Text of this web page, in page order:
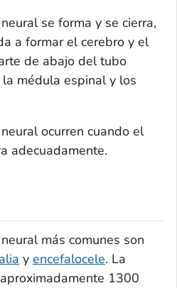
se forma y se cierra,
a formar el cerebro y el
de abajo del tubo
médula espinal y los
ocurren cuando el
adecuadamente.
más comunes son
y encefalocele. La
1300